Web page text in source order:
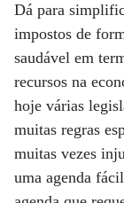
Dá para
impostos de
saudável em
recursos na
hoje várias
muitas regras
muitas vezes
uma agenda